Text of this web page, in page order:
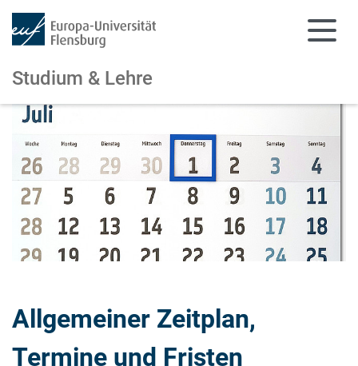
Zum Hauptinhalt springen
Zur Navigation springen
Studium & Lehre
Allgemeiner Zeitplan,
Termine und Fristen